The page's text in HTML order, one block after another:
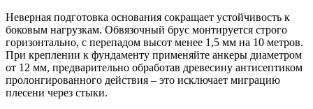
Неверная подготовка основания сокращает устойчивость к
боковым нагрузкам. Обвязочный брус монтируется строго
горизонтально, с перепадом высот менее 1,5 мм на 10 метров.
При креплении к фундаменту применяйте анкеры диаметром
от 12 мм, предварительно обработав древесину антисептиком
пролонгированного действия – это исключает миграцию
плесени через стыки.